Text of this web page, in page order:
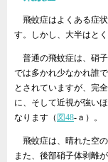
飛蚊症はよくある症
す。しかし、大半はと
普通の飛蚊症は、硝
では多かれ少なかれ誰
とされていますが、完
に、そして近視が強い
なります（ 図48‐ａ）。
飛蚊症は、晴れた空の
また、後部硝子体剥離